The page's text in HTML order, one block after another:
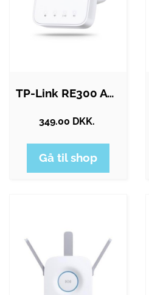
TP-Link RE300 AC1200 Mesh Wi-Fi Range…
349.00 DKK.
Gå til shop